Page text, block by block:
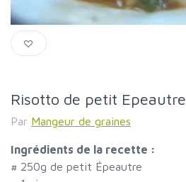
Risotto de petit Epeautre
Par Mangeur de graines
Ingrédients de la recette :
# 250g de petit Épeautre